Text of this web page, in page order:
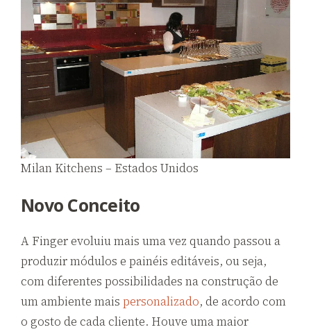
Milan Kitchens – Estados Unidos
Novo Conceito
A Finger evoluiu mais uma vez quando passou a
produzir módulos e painéis editáveis, ou seja,
com diferentes possibilidades na construção de
um ambiente mais personalizado, de acordo com
o gosto de cada cliente. Houve uma maior